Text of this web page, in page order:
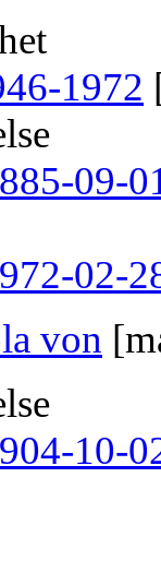
1972
09-
02-
von
10-